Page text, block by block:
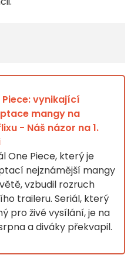
Piece: vynikající
mangy na
- Náš názor na 1.
One Piece, který je
nejznámější mangy
vzbudil rozruch
traileru. Seriál, který
pro živé vysílání, je na
a diváky překvapil.